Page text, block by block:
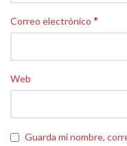
Correo electrónico *
Web
Guarda mi nombre,